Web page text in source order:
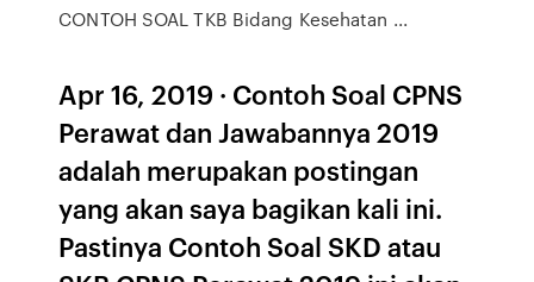
CONTOH SOAL TKB Bidang Kesehatan ...
Apr 16, 2019 · Contoh Soal CPNS
Perawat dan Jawabannya 2019
adalah merupakan postingan
yang akan saya bagikan kali ini.
Pastinya Contoh Soal SKD atau